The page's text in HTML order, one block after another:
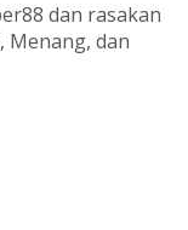
dan rasakan
Menang, dan